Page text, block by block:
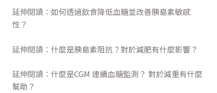
延伸閱讀： 如何透過飲食降低血糖並改善胰島素敏感
性？
延伸閱讀： 什麼是胰島素阻抗？對於減肥有什麼影響？
延伸閱讀： 什麼是CGM 連續血糖監測？ 對於減重有什麼
幫助？